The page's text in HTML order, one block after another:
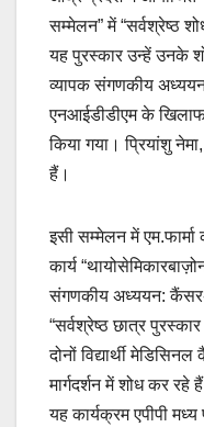
सम्मेलन” में “सर्वश्रेष्ठ
यह पुरस्कार उन्हें उनके
व्यापक संगणकीय
एनआईडीडीएम के खिलाफ
किया गया। प्रियांशु
हैं।
इसी सम्मेलन में
कार्य
संगणकीय अध्ययन: कैंसर-
“सर्वश्रेष्ठ छात्र
दोनों विद्यार्थी
मार्गदर्शन में शोध कर रहे
यह कार्यक्रम एपीपी